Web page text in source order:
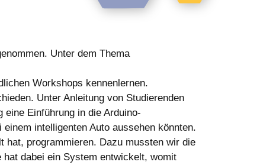
Unter dem Thema
Workshops kennenlernen.
Unter Anleitung von Studierenden
Einführung in die Arduino-
intelligenten Auto aussehen könnten.
hat, programmieren. Dazu mussten wir die
dabei ein System entwickelt, womit